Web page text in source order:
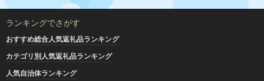
ランキングでさがす
おすすめ総合人気返礼品ランキング
カテゴリ別人気返礼品ランキング
人気自治体ランキング